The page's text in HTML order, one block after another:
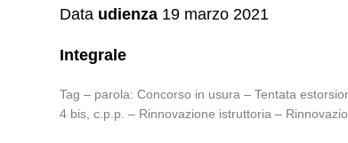
Data udienza 19 marzo 2021
Integrale
Tag – parola: Concorso in usura – Tentata
4 bis, c.p.p. – Rinnovazione istruttoria –